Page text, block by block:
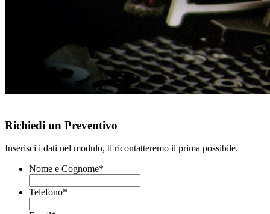
Richiedi un Preventivo
Inserisci i dati nel modulo, ti ricontatteremo il prima possibile.
Nome e Cognome*
Telefono*